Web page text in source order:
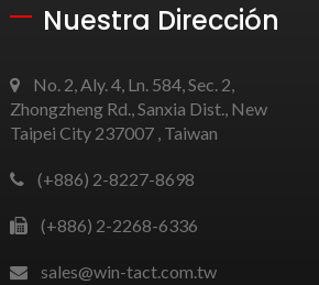
Nuestra Dirección
No. 2, Aly. 4, Ln. 584, Sec. 2,
Zhongzheng Rd., Sanxia Dist., New
Taipei City 237007 , Taiwan
(+886) 2-8227-8698
(+886) 2-2268-6336
sales@win-tact.com.tw